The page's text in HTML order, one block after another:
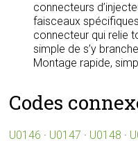
connecteurs
faisceaux
connecteur qui relie
simple de s’y
Montage rapide,
Codes
U0146 · U0147 · U0148 ·